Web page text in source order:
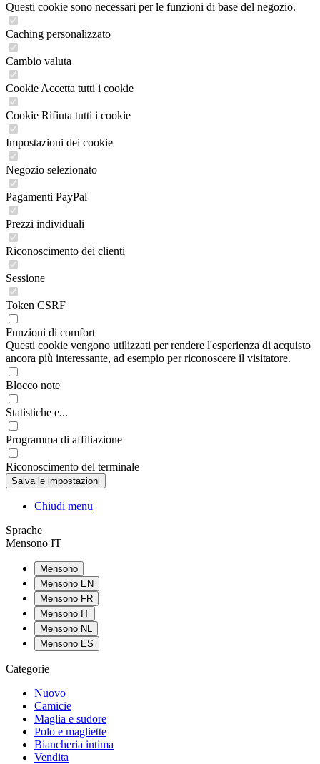
Questi cookie sono necessari per le funzioni di base del negozio.
Caching personalizzato
Cambio valuta
Cookie Accetta tutti i cookie
Cookie Rifiuta tutti i cookie
Impostazioni dei cookie
Negozio selezionato
Pagamenti PayPal
Prezzi individuali
Riconoscimento dei clienti
Sessione
Token CSRF
Funzioni di comfort
Questi cookie vengono utilizzati per rendere l'esperienza di acquisto
ancora più interessante, ad esempio per riconoscere il visitatore.
Blocco note
Statistiche e...
Programma di affiliazione
Riconoscimento del terminale
Chiudi menu
Sprache
Mensono IT
Mensono
Mensono EN
Mensono FR
Mensono IT
Mensono NL
Mensono ES
Categorie
Nuovo
Camicie
Maglia e sudore
Polo e magliette
Biancheria intima
Vendita